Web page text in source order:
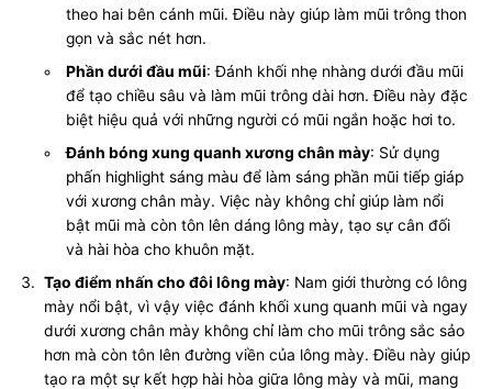
theo hai bên cánh mũi. Điều này giúp làm mũi trông thon
gọn và sắc nét hơn.
Phần dưới đầu mũi: Đánh khối nhẹ nhàng dưới đầu mũi
để tạo chiều sâu và làm mũi trông dài hơn. Điều này đặc
biệt hiệu quả với những người có mũi ngắn hoặc hơi to.
Đánh bóng xung quanh xương chân mày: Sử dụng
phấn highlight sáng màu để làm sáng phần mũi tiếp giáp
với xương chân mày. Việc này không chỉ giúp làm nổi
bật mũi mà còn tôn lên dáng lông mày, tạo sự cân đối
và hài hòa cho khuôn mặt.
Tạo điểm nhấn cho đôi lông mày: Nam giới thường có lông
mày nổi bật, vì vậy việc đánh khối xung quanh mũi và ngay
dưới xương chân mày không chỉ làm cho mũi trông sắc sảo
hơn mà còn tôn lên đường viền của lông mày. Điều này giúp
tạo ra một sự kết hợp hài hòa giữa lông mày và mũi, mang